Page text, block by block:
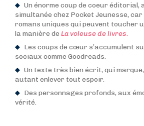
Un énorme coup de coeur éditorial,
simultanée chez Pocket Jeunesse, car
romans uniques qui peuvent toucher
la manière de La voleuse de livres.
Les coups de cœur s’accumulent
sociaux comme Goodreads.
Un texte très bien écrit, qui
autant enlever tout espoir.
Des personnages profonds, aux
vérité.